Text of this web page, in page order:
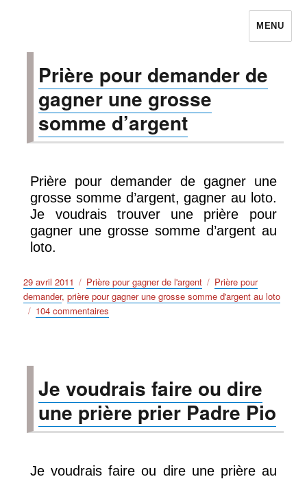
MENU
Prière pour demander de
gagner une grosse
somme d’argent
Prière pour demander de gagner une
grosse somme d’argent, gagner au loto.
Je voudrais trouver une prière pour
gagner une grosse somme d’argent au
loto.
Publié
le
29 avril 2011 Catégories
Prière pour gagner de l'argent Étiquettes
Prière pour
demander,prière pour gagner une grosse somme d'argent au loto
104 commentaires
gagner
une
grosse
somme
Je voudrais faire ou dire
une prière prier Padre Pio
Je voudrais faire ou dire une prière au